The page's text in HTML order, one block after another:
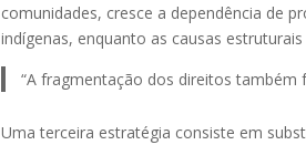
comunidades, cresce a dependência de
indígenas, enquanto as causas
“A fragmentação dos direitos também
Uma terceira estratégia consiste em